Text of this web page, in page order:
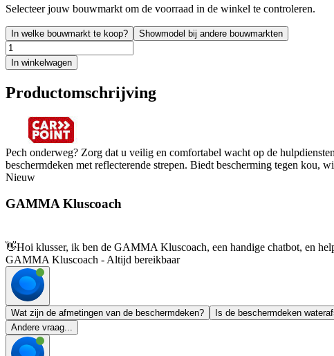
Selecteer jouw bouwmarkt om de voorraad in de winkel te controleren.
In welke bouwmarkt te koop? Showmodel bij andere bouwmarkten
In winkelwagen
Productomschrijving
Pech onderweg? Zorg dat u veilig en comfortabel wacht op de
beschermdeken met reflecterende strepen. Biedt bescherming tegen kou,
Nieuw
GAMMA Kluscoach
👋Hoi klusser, ik ben de GAMMA Kluscoach, een handige chatbot, en
GAMMA Kluscoach - Altijd bereikbaar
Wat zijn de afmetingen van de beschermdeken? Is de beschermdeken
Andere vraag...